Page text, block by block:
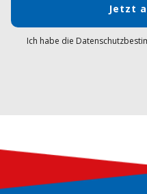
Jetzt
Ich habe die